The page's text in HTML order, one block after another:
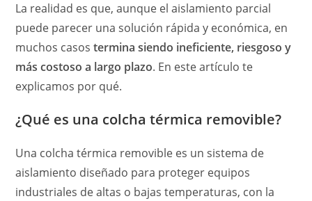
La realidad es que, aunque el aislamiento parcial
puede parecer una solución rápida y económica, en
muchos casostermina siendo ineficiente, riesgoso y
más costoso a largo plazo. En este artículo te
explicamos por qué.
¿Qué es una colcha térmica removible?
Una colcha térmica removible es un sistema de
aislamiento diseñado para proteger equipos
industriales de altas o bajas temperaturas, con la